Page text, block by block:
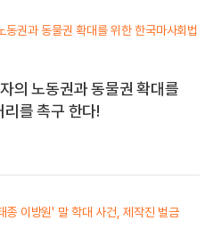
의 노동권과 동물권 확대를
를 촉구 한다!